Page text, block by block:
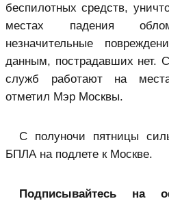
беспилотных средств,
местах падения
незначительные
данным, пострадавших нет.
служб работают на
отметил Мэр Москвы.
С полуночи пятницы
БПЛА на подлете к Москве.
Подписывайтесь на